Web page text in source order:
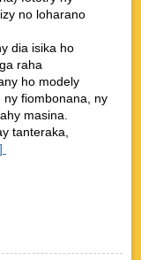
no loharano
dia isika ho
raha
ho modely
ny fiombonana, ny
masina.
tanteraka,